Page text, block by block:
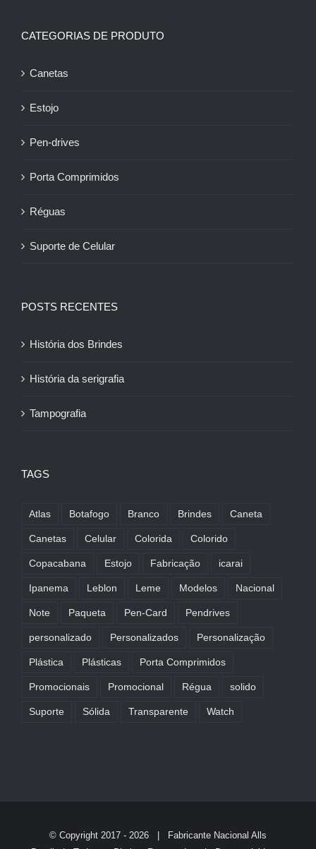
CATEGORIAS DE PRODUTO
Canetas
Estojo
Pen-drives
Porta Comprimidos
Réguas
Suporte de Celular
POSTS RECENTES
História dos Brindes
História da serigrafia
Tampografia
TAGS
Atlas Botafogo Branco Brindes Caneta
Canetas Celular Colorida Colorido
Copacabana Estojo Fabricação icarai
Ipanema Leblon Leme Modelos Nacional
Note Paqueta Pen-Card Pendrives
personalizado Personalizados Personalização
Plástica Plásticas Porta Comprimidos
Promocionais Promocional Régua solido
Suporte Sólida Transparente Watch
© Copyright 2017 - 2026 | Fabricante Nacional Alls